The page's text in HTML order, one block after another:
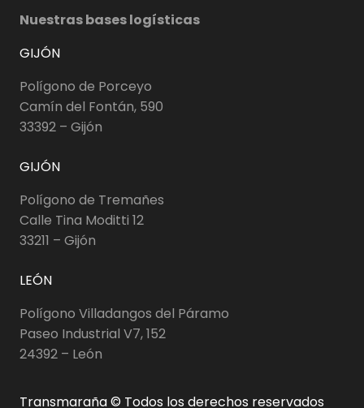
Nuestras bases logísticas
GIJÓN
Polígono de Porceyo
Camín del Fontán, 590
33392 – Gijón
GIJÓN
Polígono de Tremañes
Calle Tina Moditti 12
33211 – Gijón
LEÓN
Polígono Villadangos del Páramo
Paseo Industrial V7, 152
24392 – León
Transmaraña © Todos los derechos reservados